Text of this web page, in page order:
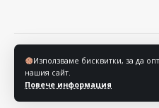
Използваме бисквитки, за да
нашия сайт.
Повече информация
© Агрозона © 2011-2025
Политика за